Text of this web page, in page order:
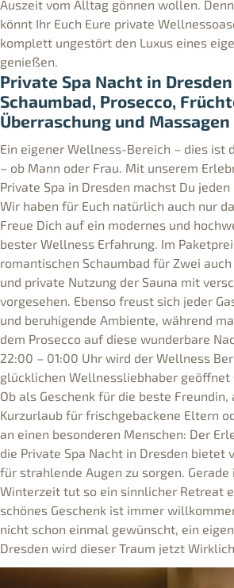
Auszeit vom Alltag gönnen wollen.
könnt Ihr Euch Eure private
komplett ungestört den Luxus eines
genießen.
Private Spa Nacht in
Schaumbad, Prosecco,
Überraschung und
Ein eigener Wellness-Bereich – dies ist
– ob Mann oder Frau. Mit unserem
Private Spa in Dresden machst Du
Wir haben für Euch natürlich auch nur
Freue Dich auf ein modernes und
bester Wellness Erfahrung. Im
romantischen Schaumbad für Zwei
und private Nutzung der Sauna mit
vorgesehen. Ebenso freust sich jeder
und beruhigende Ambiente, während
dem Prosecco auf diese wunderbare
22:00 – 01:00 Uhr wird der Wellness
glücklichen Wellnessliebhaber geöffnet
Ob als Geschenk für die beste
Kurzurlaub für frischgebackene Eltern
an einen besonderen Menschen: Der
die Private Spa Nacht in Dresden bietet
für strahlende Augen zu sorgen. Gerade
Winterzeit tut so ein sinnlicher Retreat
schönes Geschenk ist immer
nicht schon einmal gewünscht, ein
Dresden wird dieser Traum jetzt